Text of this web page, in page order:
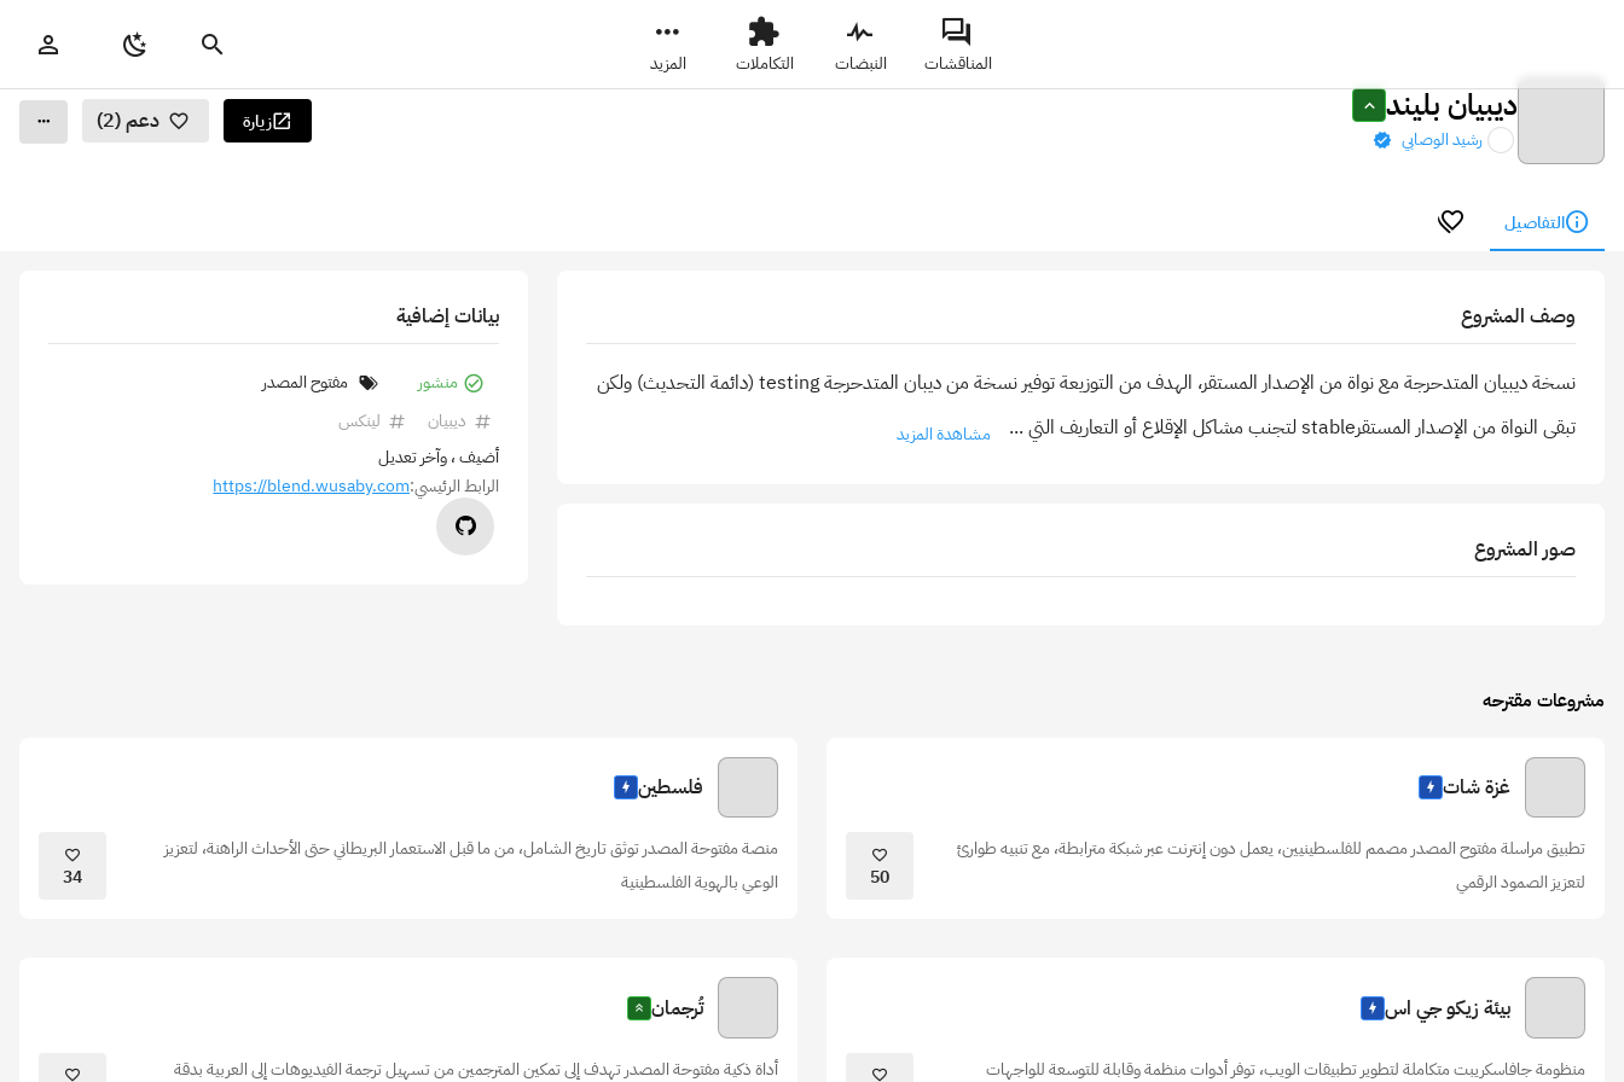
المناقشات النبضات التكاملات المزيد
ديبيان بليند
رشيد الوصابي
زيارة دعم (2)
التفاصيل
وصف المشروع
نسخة ديبيان المتدحرجة مع نواة من الإصدار المستقر، الهدف من التوزيعة توفير نسخة من ديبان المتدحرجة testing (دائمة التحديث) ولكن
تبقى النواة من الإصدار المستقرstable لتجنب مشاكل الإقلاع أو التعاريف التي
... مشاهدة المزيد
صور المشروع
بيانات إضافية
منشور
مفتوح المصدر
ديبيان
لينكس
أضيف، وآخر تعديل
الرابط الرئيسي:https://blend.wusaby.com
مشروعات مقترحه
غزة شات
تطبيق مراسلة مفتوح المصدر مصمم للفلسطينيين، يعمل دون إنترنت عبر شبكة مترابطة، مع تنبيه طوارئ
لتعزيز الصمود الرقمي
50
فلسطين
منصة مفتوحة المصدر توثق تاريخ الشامل، من ما قبل الاستعمار البريطاني حتى الأحداث الراهنة، لتعزيز
الوعي بالهوية الفلسطينية
34
بيئة زيكو جي اس
منظومة جافاسكريبت متكاملة لتطوير تطبيقات الويب، توفر أدوات منظمة وقابلة للتوسعة للواجهات
تُرجمان
أداة ذكية مفتوحة المصدر تهدف إلى تمكين المترجمين من تسهيل ترجمة الفيديوهات إلى العربية بدقة